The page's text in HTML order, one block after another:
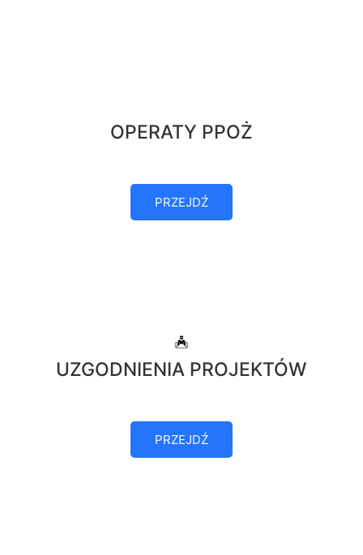
OPERATY PPOŻ
PRZEJDŹ
UZGODNIENIA PROJEKTÓW
PRZEJDŹ